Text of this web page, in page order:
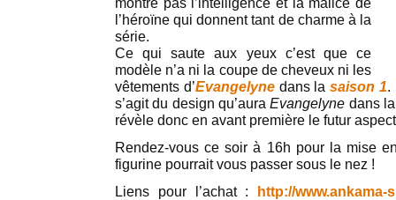
montre pas l’intelligence et la malice de
l’héroïne qui donnent tant de charme à la
série.
Ce qui saute aux yeux c’est que ce
modèle n’a ni la coupe de cheveux ni les
vêtements d’Evangelyne dans lasaison 1.
s’agit du design qu’auraEvangelyne dans
révèle donc en avant première le futur aspect
Rendez-vous ce soir à 16h pour la mise
figurine pourrait vous passer sous le nez !
Liens pour l’achat :
http://